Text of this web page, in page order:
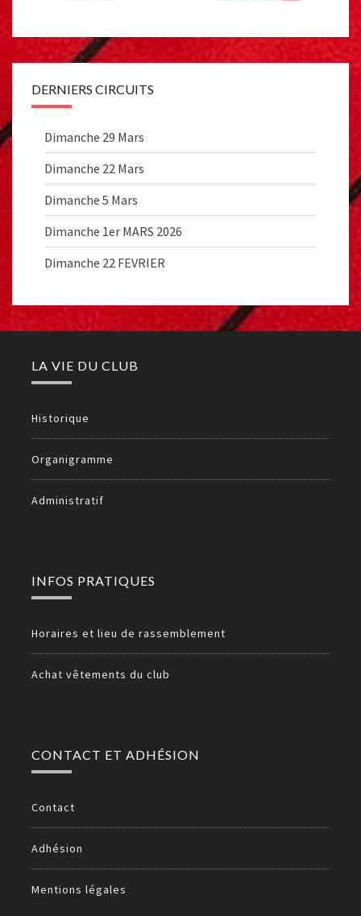
DERNIERS CIRCUITS
Dimanche 29 Mars
Dimanche 22 Mars
Dimanche 5 Mars
Dimanche 1er MARS 2026
Dimanche 22 FEVRIER
LA VIE DU CLUB
Historique
Organigramme
Administratif
INFOS PRATIQUES
Horaires et lieu de rassemblement
Achat vêtements du club
CONTACT ET ADHÉSION
Contact
Adhésion
Mentions légales